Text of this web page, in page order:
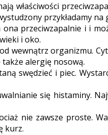
właściwości
przykładamy na
przeciwzapalnie i i
i oko.
wewnątrz organizmu.
alergię nosową.
swędzieć i piec.
się histaminy.
nie zawsze proste.
kurz.